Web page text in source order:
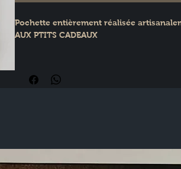
Pochette entièrement réalisée
AUX PTITS CADEAUX